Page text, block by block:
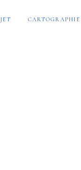
CARTOGRAPHIE